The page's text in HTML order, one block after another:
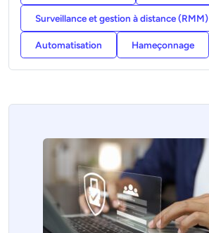
Surveillance et gestion à distance (RMM)
Automatisation Hameçonnage